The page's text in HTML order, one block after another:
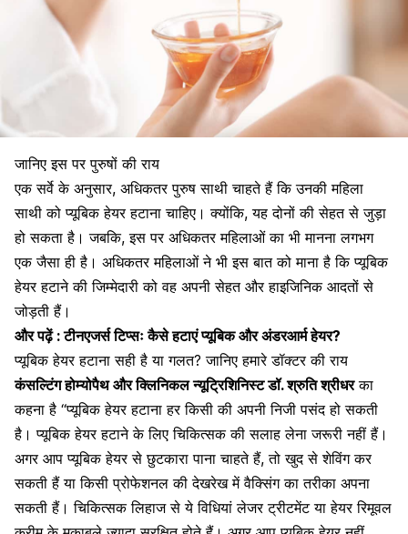
जानिए इस पर पुरुषों की राय
एक सर्वे के अनुसार, अधिकतरपुरुष साथी चाहते हैं कि उनकीमहिला
साथी को प्यूबिक हेयर हटाना चाहिए। क्योंकि, यह दोनों की सेहत से जुड़ा
हो सकता है। जबकि, इस पर अधिकतर महिलाओं का भी मानना लगभग
एक जैसा ही है। अधिकतर महिलाओं ने भी इस बात को माना है कि प्यूबिक
हेयर हटाने की जिम्मेदारी को वह अपनी सेहत और हाइजिनिक आदतों से
जोड़ती हैं।
और पढ़ें :टीनएजर्स टिप्सः कैसे हटाएं प्यूबिक और अंडरआर्म हेयर?
प्यूबिक हेयर हटाना सही है या गलत? जानिए हमारे डॉक्टर की राय
कंसल्टिंग होम्योपैथ और क्लिनिकल न्यूट्रिशिनिस्ट डॉ. श्रुति श्रीधरका
कहना है “प्यूबिक हेयर हटाना हर किसी की अपनी निजी पसंद हो सकती
है। प्यूबिक हेयर हटाने के लिए चिकित्सक की सलाह लेना जरूरी नहीं हैं।
अगर आप प्यूबिक हेयर से छुटकारा पाना चाहते हैं, तो खुद सेशेविंग कर
सकती हैं या किसी प्रोफेशनल की देखरेख मेंवैक्सिंगका तरीका अपना
सकती हैं। चिकित्सक लिहाज से ये विधियां लेजर ट्रीटमेंट याहेयर रिमूवल